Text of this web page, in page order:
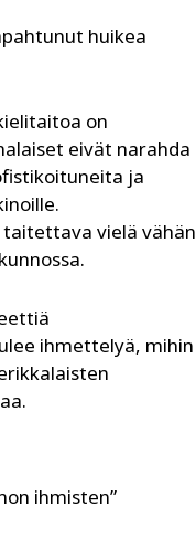
huikea
on
eivät narahda
ja
vielä vähän
ihmettelyä, mihin
ihmisten”